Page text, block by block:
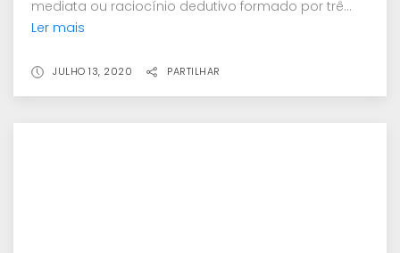
mediata ou raciocínio dedutivo formado por trê...
Ler mais
JULHO 13, 2020 PARTILHAR